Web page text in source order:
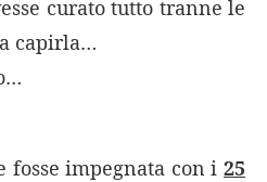
curato tutto tranne le
capirla…
fosse impegnata con i 25